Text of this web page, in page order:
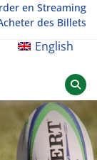
en Streaming
des Billets
English